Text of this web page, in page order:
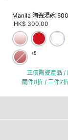
Manila 陶瓷湯碗
HK$ 300.00
+5
正價陶瓷產品 /
兩件8折 / 三件7